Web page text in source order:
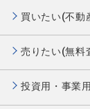
買いたい(不動
売りたい(無料
投資用・事業用